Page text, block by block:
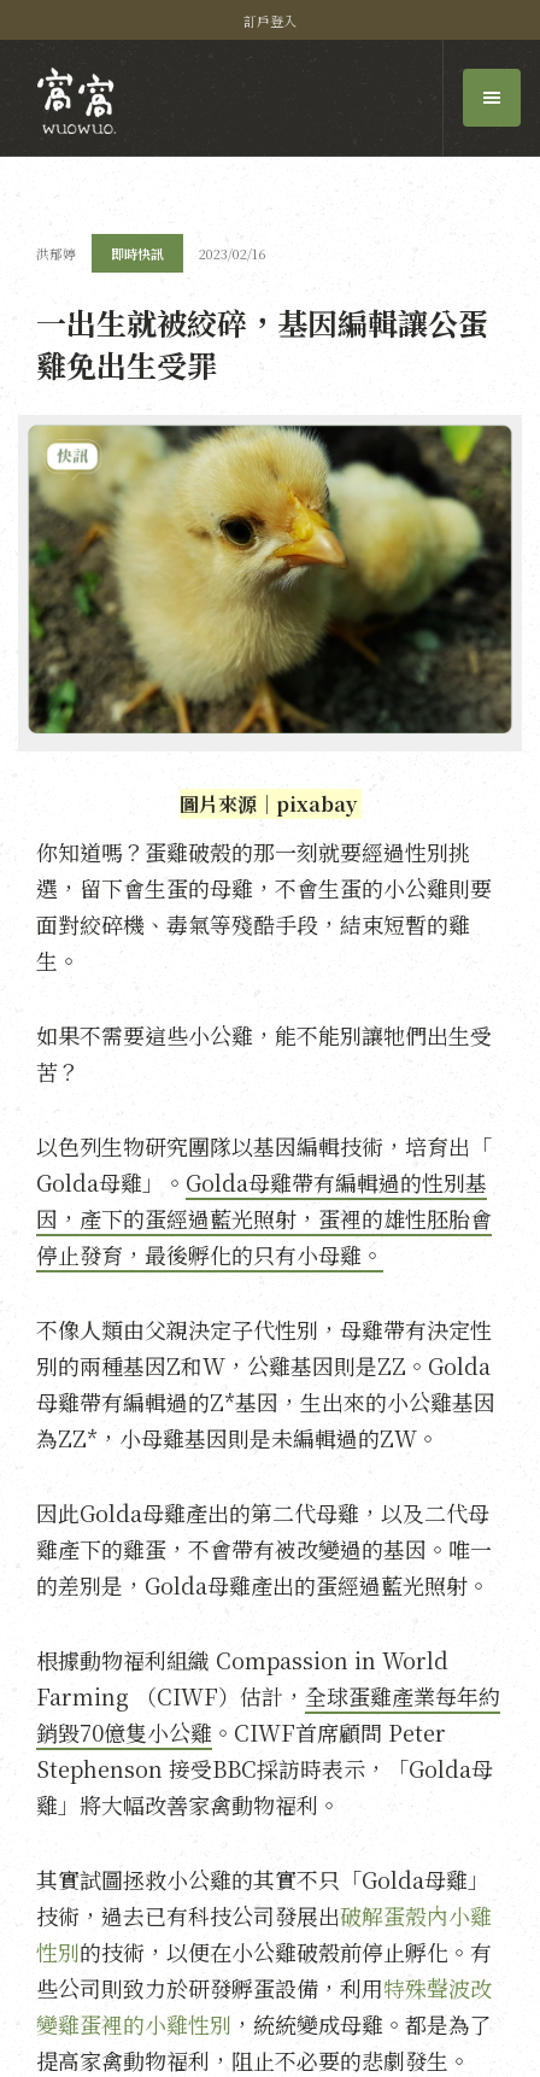
訂戶登入
洪郁婷 即時快訊 2023/02/16
一出生就被絞碎，基因編輯讓公蛋
雞免出生受罪
圖片來源｜pixabay
你知道嗎？蛋雞破殼的那一刻就要經過性別挑
選，留下會生蛋的母雞，不會生蛋的小公雞則要
面對絞碎機、毒氣等殘酷手段，結束短暫的雞
生。
如果不需要這些小公雞，能不能別讓牠們出生受
苦？
以色列生物研究團隊以基因編輯技術，培育出「
Golda母雞」。 Golda母雞帶有編輯過的性別基
因，產下的蛋經過藍光照射，蛋裡的雄性胚胎會
停止發育，最後孵化的只有小母雞。
不像人類由父親決定子代性別，母雞帶有決定性
別的兩種基因Z和W，公雞基因則是ZZ。Golda
母雞帶有編輯過的Z*基因，生出來的小公雞基因
為ZZ*，小母雞基因則是未編輯過的ZW。
因此Golda母雞產出的第二代母雞，以及二代母
雞產下的雞蛋，不會帶有被改變過的基因。唯一
的差別是，Golda母雞產出的蛋經過藍光照射。
根據動物福利組織 Compassion in World
Farming （CIWF）估計， 全球蛋雞產業每年約
銷毀70億隻小公雞 。CIWF首席顧問 Peter
Stephenson 接受BBC採訪時表示，「Golda母
雞」將大幅改善家禽動物福利。
其實試圖拯救小公雞的其實不只「Golda母雞」
技術，過去已有科技公司發展出破解蛋殼內小雞
性別的技術，以便在小公雞破殼前停止孵化。有
些公司則致力於研發孵蛋設備，利用特殊聲波改
變雞蛋裡的小雞性別 ，統統變成母雞。都是為了
提高家禽動物福利，阻止不必要的悲劇發生。